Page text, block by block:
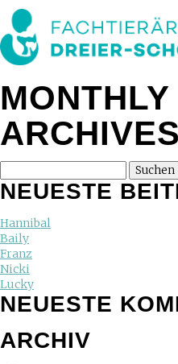
MONTHLY
NEUESTE
Hannibal
Baily
Franz
Nicki
Lucky
NEUESTE
ARCHIV